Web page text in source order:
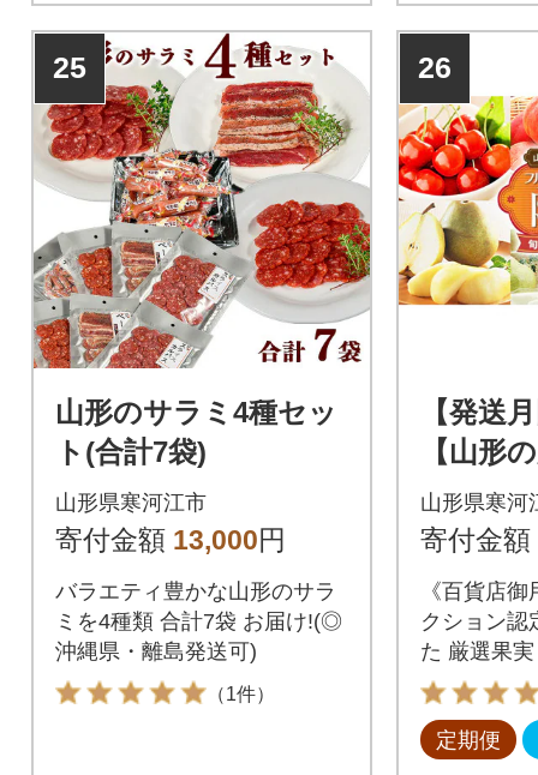
25
山形のサラミ4種セッ
ト(合計7袋)
山形県寒河江市
寄付金額 13,000円
バラエティ豊かな山形のサラ
ミを4種類 合計7袋 お届け!(◎
沖縄県・離島発送可)
（1件）
26
【発送
【山形
福の6回
期便 ～
山形県寒河
寄付金額
《百貨店
クション認
た 厳選果実
定期便